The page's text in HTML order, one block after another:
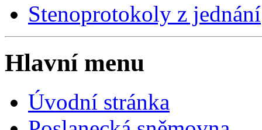
Stenoprotokoly z jednání
Hlavní menu
Úvodní stránka